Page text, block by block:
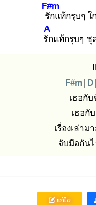
รัก
F#m
แท้กรุบๆ ใ
รัก
A
แท้กรุบๆ ชุ
F#m | D |
เธอกั
เธอกั
เรื่องเล่าม
จับมือกัน
แก้ไข